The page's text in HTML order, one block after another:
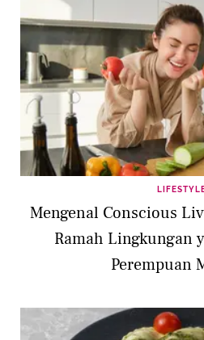
Mengenal Conscious
Ramah Lingkungan
Perempuan